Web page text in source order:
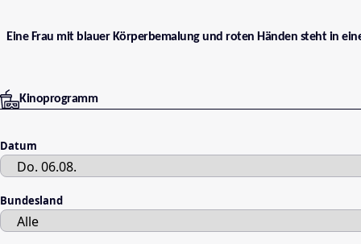
Eine Frau mit blauer Körperbemalung und roten Händen steht in
Kinoprogramm
Datum
Bundesland